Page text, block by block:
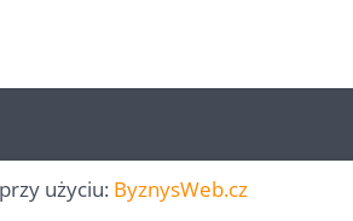
użyciu: ByznysWeb.cz